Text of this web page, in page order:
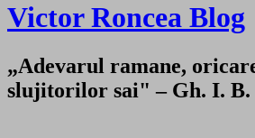
Victor Roncea Blog
„Adevarul ramane,
slujitorilor sai" – Gh. I. B.